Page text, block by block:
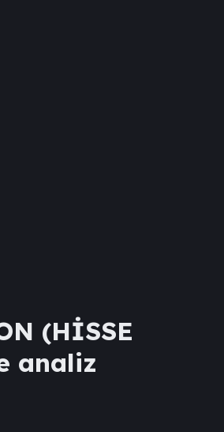
(HİSSE
analiz